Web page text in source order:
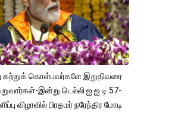
கற்றுக் கொள்பவர்களே இறுதிவரை
இன்று டெல்லி ஐ.ஐ.டி 57-
விழாவில் பிரதமர் நரேந்திர மோடி